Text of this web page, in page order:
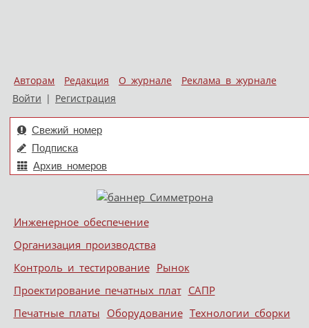
Авторам Редакция О журнале
Реклама в журнале
Войти | Регистрация
Свежий номер
Подписка
Архив номеров
Меню
Skip to content
Инженерное обеспечение
Организация производства
Контроль и тестирование Рынок
Проектирование печатных плат САПР
Печатные платы Оборудование Технологии сборки